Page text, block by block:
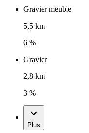
Gravier meuble
5,5 km
6 %
Gravier
2,8 km
3 %
Plus